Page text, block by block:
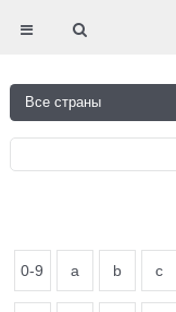
0-9 a b c